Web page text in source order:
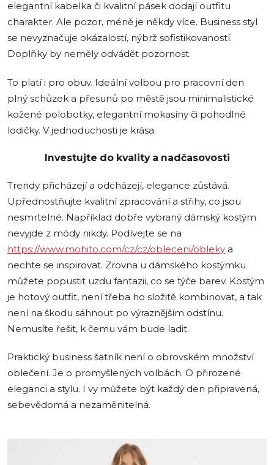
elegantní kabelka či kvalitní pásek dodají outfitu
charakter. Ale pozor, méně je někdy více. Business styl
se nevyznačuje okázalostí, nýbrž sofistikovaností.
Doplňky by neměly odvádět pozornost.
To platí i pro obuv. Ideální volbou pro pracovní den
plný schůzek a přesunů po městě jsou minimalistické
kožené polobotky, elegantní mokasíny či pohodlné
lodičky. V jednoduchosti je krása.
Investujte do kvality a nadčasovosti
Trendy přicházejí a odcházejí, elegance zůstává.
Upřednostňujte kvalitní zpracování a střihy, co jsou
nesmrtelné. Například dobře vybraný dámský kostým
nevyjde z módy nikdy. Podívejte se na
https://www.mohito.com/cz/cz/obleceni/obleky a
nechte se inspirovat. Zrovna u dámského kostýmku
můžete popustit uzdu fantazii, co se týče barev. Kostým
je hotový outfit, není třeba ho složitě kombinovat, a tak
není na škodu sáhnout po výraznějším odstínu.
Nemusíte řešit, k čemu vám bude ladit.
Praktický business šatník není o obrovském množství
oblečení. Je o promyšlených volbách. O přirozené
eleganci a stylu. I vy můžete být každý den připravená,
sebevědomá a nezaměnitelná.